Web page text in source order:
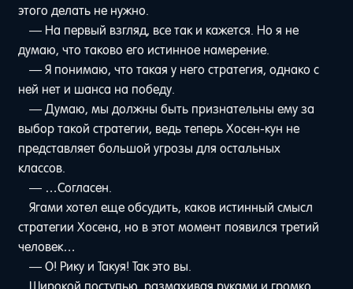
этого делать не нужно.
— На первый взгляд, все так и кажется. Но я не
думаю, что таково его истинное намерение.
— Я понимаю, что такая у него стратегия, однако с
ней нет и шанса на победу.
— Думаю, мы должны быть признательны ему за
выбор такой стратегии, ведь теперь Хосен-кун не
представляет большой угрозы для остальных
классов.
— …Согласен.
Ягами хотел еще обсудить, каков истинный смысл
стратегии Хосена, но в этот момент появился третий
человек…
— О! Рику и Такуя! Так это вы.